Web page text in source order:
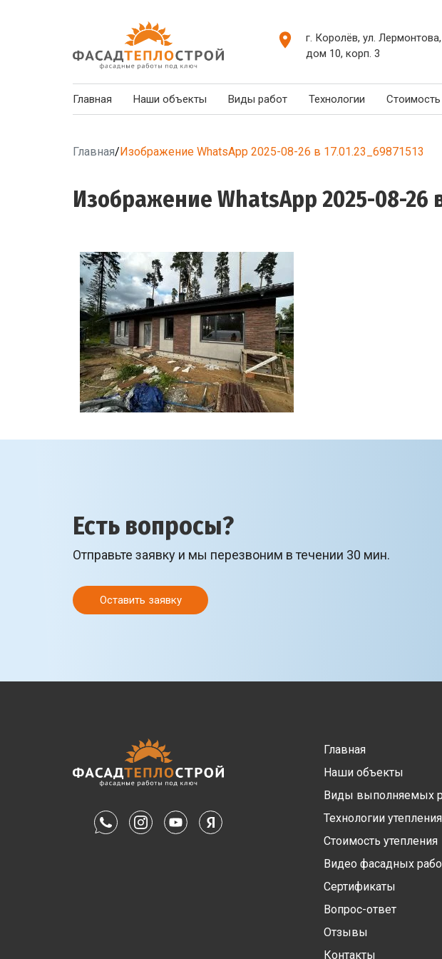
г. Королёв, ул. Лермонтова,
дом 10, корп. 3
Главная Наши объекты Виды работ Технологии Стоимость
Главная/Изображение WhatsApp 2025-08-26 в 17.01.23_69871513
Изображение WhatsApp 2025-08-26 в
Есть вопросы?
Отправьте заявку и мы перезвоним в течении 30 мин.
Оставить заявку
Главная
Наши объекты
Виды выполняемых
Технологии утепления
Стоимость утепления
Видео фасадных
Сертификаты
Вопрос-ответ
Отзывы
Контакты